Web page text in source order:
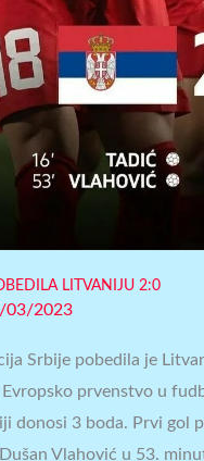
LITVANIJU 2:0
03/2023
Srbije pobedila je
Evropsko prvenstvo u
donosi 3 boda. Prvi gol
Vlahović u 53.